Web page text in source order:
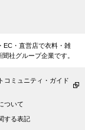
おすすめ特集
【特集】
EC・直営店で衣料・雑
社グループ企業です。
コミュニティ・ガイド
ついて
する表記